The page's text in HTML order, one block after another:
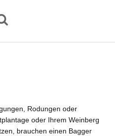
Rodungen oder
oder Ihrem Weinberg
brauchen einen Bagger